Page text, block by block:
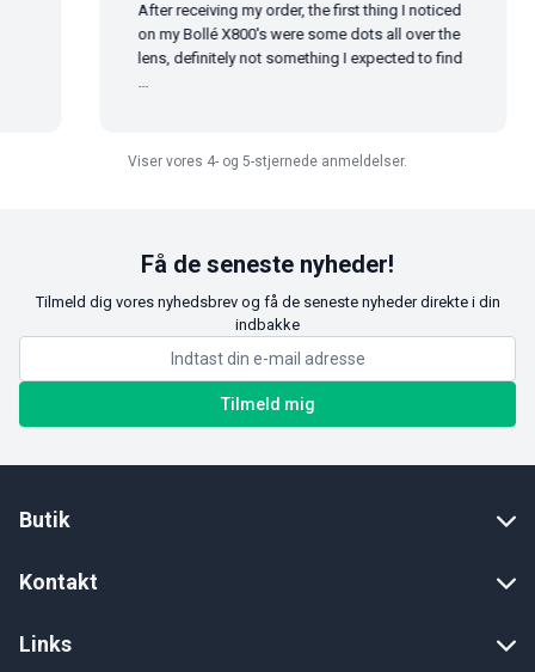
After receiving my order, the first thing I noticed
on my Bollé X800's were some dots all over the
lens, definitely not something I expected to find
Viser vores 4- og 5-stjernede anmeldelser.
Få de seneste nyheder!
Tilmeld dig vores nyhedsbrev og få de seneste nyheder direkte i din
indbakke
Tilmeld mig
Butik
Kontakt
Links